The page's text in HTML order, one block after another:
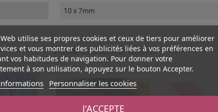
10 x 7mm
Vous aimerez aussi
utilise ses propres cookies et ceux de tiers pour améliorer
et vous montrer des publicités liées à vos préférences en
vos habitudes de navigation. Pour donner votre
à son utilisation, appuyez sur le bouton Accepter.
Personnaliser les cookies
J'ACCEPTE